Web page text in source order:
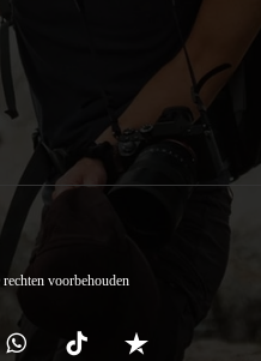
voorbehouden
whatsapp tiktok trustpilot